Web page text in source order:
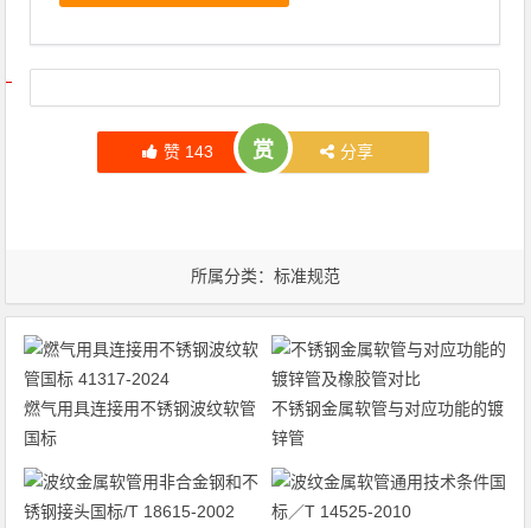
文章导航
赞 143 赏 分享
所属分类： 标准规范
燃气用具连接用不锈钢波纹软管
国标
不锈钢金属软管与对应功能的镀
锌管